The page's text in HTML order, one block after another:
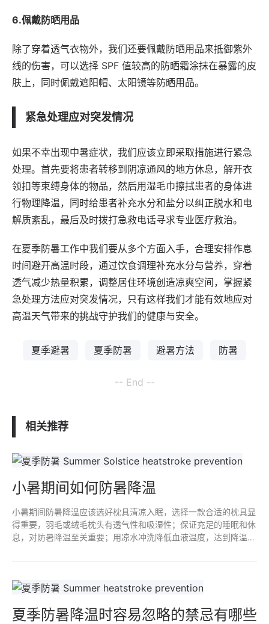
6.佩戴防晒用品
除了穿着透气衣物外，我们还要佩戴防晒用品来抵御紫外
线的伤害，可以选择 SPF 值较高的防晒霜涂抹在暴露的皮
肤上，同时佩戴遮阳帽、太阳镜等防晒用品。
紧急处理应对突发情况
如果不幸出现中暑症状，我们应该立即采取措施进行紧急
处理。首先要将患者转移到阴凉通风的地方休息，解开衣
领扣等束缚身体的物品，然后用湿毛巾擦拭患者的身体进
行物理降温，同时给患者补充水分和盐分以纠正脱水和电
解质紊乱，最后及时拨打急救电话寻求专业医疗救治。
在夏季防暑工作中我们要从多个方面入手，合理安排作息
时间避开高温时段，通过饮食调理补充水分与营养，穿着
透气减少热量积累，调整居住环境创造凉爽空间，掌握紧
急处理方法应对突发情况，只有这样我们才能有效地应对
高温天气带来的挑战守护我们的健康与安全。
夏季避暑 夏季防暑 避暑方法 防暑
-- End --
相关推荐
小暑期间如何防暑降温
小暑期间防暑降温应该选好枕具清凉入眠，选择一款合适的枕具显
得重要，羽毛或绒毛枕头有透气性和吸湿性；保证充足的睡眠和休
息，对防暑降温至关重要；用凉水冲洗降低血液温度，达到降温；
夏季防暑降温时容易忽略的禁忌有哪些